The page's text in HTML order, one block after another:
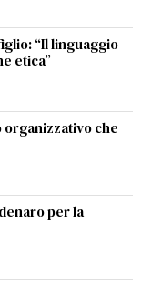
“Il linguaggio
etica”
organizzativo che
per la